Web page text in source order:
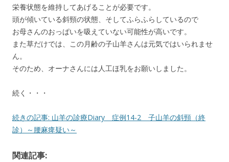
栄養状態を維持してあげることが必要です。
頭が傾いている斜頸の状態、そしてふらふらしているので
お母さんのおっぱいを吸えていない可能性が高いです。
また草だけでは、この月齢の子山羊さんは元気ではいられませ
ん。
そのため、オーナさんには人工ほ乳をお願いしました。
続く・・・
続きの記事: 山羊の診療Diary 症例14-2 子山羊の斜頸（終
診）～腰麻痺疑い～
関連記事: